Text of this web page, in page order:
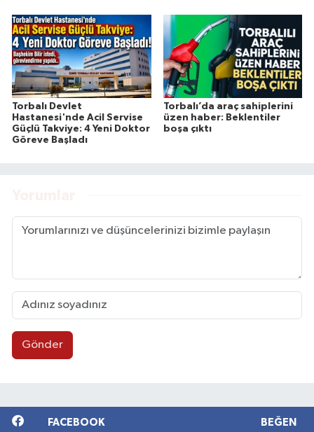
Torbalı Devlet
Hastanesi'nde Acil Servise
Güçlü Takviye: 4 Yeni Doktor
Göreve Başladı
Torbalı’da araç sahiplerini
üzen haber: Beklentiler
boşa çıktı
Gönder
FACEBOOK BEĞEN